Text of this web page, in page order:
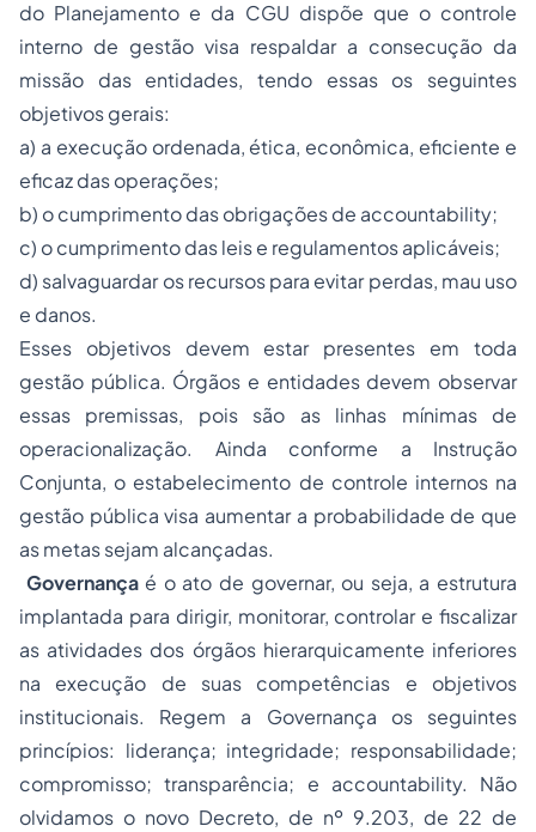
do Planejamento e da CGU dispõe que o controle
interno de gestão visa respaldar a consecução da
missão das entidades, tendo essas os seguintes
objetivos gerais:
a) a execução ordenada, ética, econômica, eficiente e
eficaz das operações;
b) o cumprimento das obrigações de accountability;
c) o cumprimento das leis e regulamentos aplicáveis;
d) salvaguardar os recursos para evitar perdas, mau uso
e danos.
Esses objetivos devem estar presentes em toda
gestão pública. Órgãos e entidades devem observar
essas premissas, pois são as linhas mínimas de
operacionalização. Ainda conforme a Instrução
Conjunta, o estabelecimento de controle internos na
gestão pública visa aumentar a probabilidade de que
as metas sejam alcançadas.
Governança é o ato de governar, ou seja, a estrutura
implantada para dirigir, monitorar, controlar e fiscalizar
as atividades dos órgãos hierarquicamente inferiores
na execução de suas competências e objetivos
institucionais. Regem a Governança os seguintes
princípios: liderança; integridade; responsabilidade;
compromisso; transparência; e accountability. Não
olvidamos o novo Decreto, de nº 9.203, de 22 de